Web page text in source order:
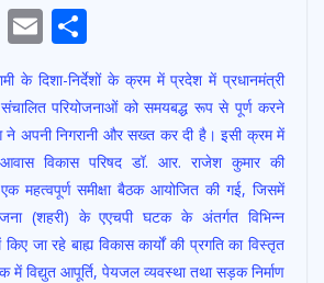
T
w
itt
er
E
m
ai
l
h
ar
e
के दिशा-निर्देशों के क्रम में प्रदेश में प्रधानमंत्री
परियोजनाओं को समयबद्ध रूप से पूर्ण करने
ने अपनी निगरानी और सख्त कर दी है। इसी क्रम में
विकास परिषद डॉ. आर. राजेश कुमार की
महत्वपूर्ण समीक्षा बैठक आयोजित की गई, जिसमें
(शहरी) के एएचपी घटक के अंतर्गत विभिन्न
जा रहे बाह्य विकास कार्यों की प्रगति का विस्तृत
विद्युत आपूर्ति, पेयजल व्यवस्था तथा सड़क निर्माण